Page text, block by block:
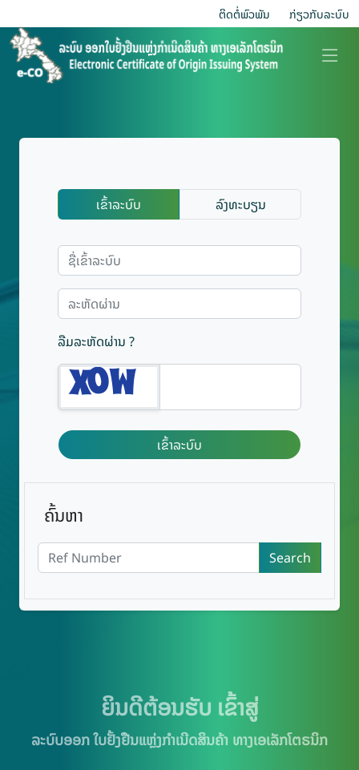
ຕິດຕໍ່ພົວພັນ ກ່ຽວ​ກັບ​ລະບົບ
ຍິນ​ດີ​ຕ້ອນຮັບ​ ເຂົ້າ​ສູ່
ລະບົບອອກ ໃບຢັ້ງຢືນແຫຼ່ງກຳເນີດສິນຄ້າ ທາງເອເລັກໂຕຣນິກ
ເຂົ້າລະບົບ ລົງທະບຽນ
ລືມລະຫັດຜ່ານ ?
ເຂົ້າລະບົບ
ຄົ້ນຫາ
Search